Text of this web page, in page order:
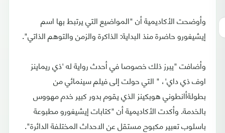
وأوضحت الأكاديمية أن "المواضيع التي يرتبط بها اسم
إيشيغورو حاضرة منذ البداية: الذاكرة والزمن والتوهم الذاتي".
وأضافت "يبرز ذلك خصوصا في أحدث رواية له 'ذي ريماينز
اوف ذي داي'، " التي حولت إلى فيلم سينمائي من
بطولةأانطوني هوبكينز الذي يقوم بدور كبير خدم مهووس
بالخدمة. وأكدت الأكاديمية أن "كتابات إيشيغورو مطبوعة
باسلوب تعبير مكبوح مستقل عن الاحداث المختلفة الدائرة".